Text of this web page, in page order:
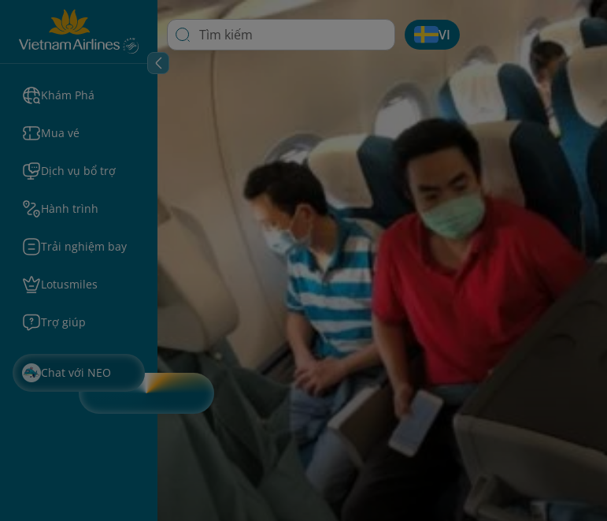
Khám Phá
Mua vé
Dịch vụ bổ trợ
Hành trình
Trải nghiệm bay
Lotusmiles
Trợ giúp
Chat với NEO
VI